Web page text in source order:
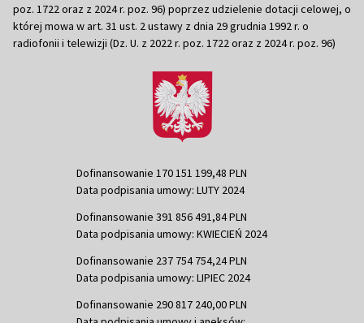
poz. 1722 oraz z 2024 r. poz. 96) poprzez udzielenie dotacji celowej, o
której mowa w art. 31 ust. 2 ustawy z dnia 29 grudnia 1992 r. o
radiofonii i telewizji (Dz. U. z 2022 r. poz. 1722 oraz z 2024 r. poz. 96)
Dofinansowanie 170 151 199,48 PLN
Data podpisania umowy: LUTY 2024
Dofinansowanie 391 856 491,84 PLN
Data podpisania umowy: KWIECIEŃ 2024
Dofinansowanie 237 754 754,24 PLN
Data podpisania umowy: LIPIEC 2024
Dofinansowanie 290 817 240,00 PLN